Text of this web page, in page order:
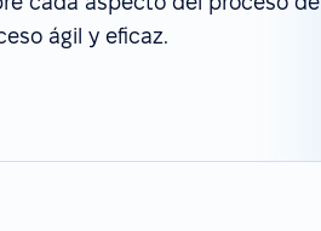
ágil y eficaz.